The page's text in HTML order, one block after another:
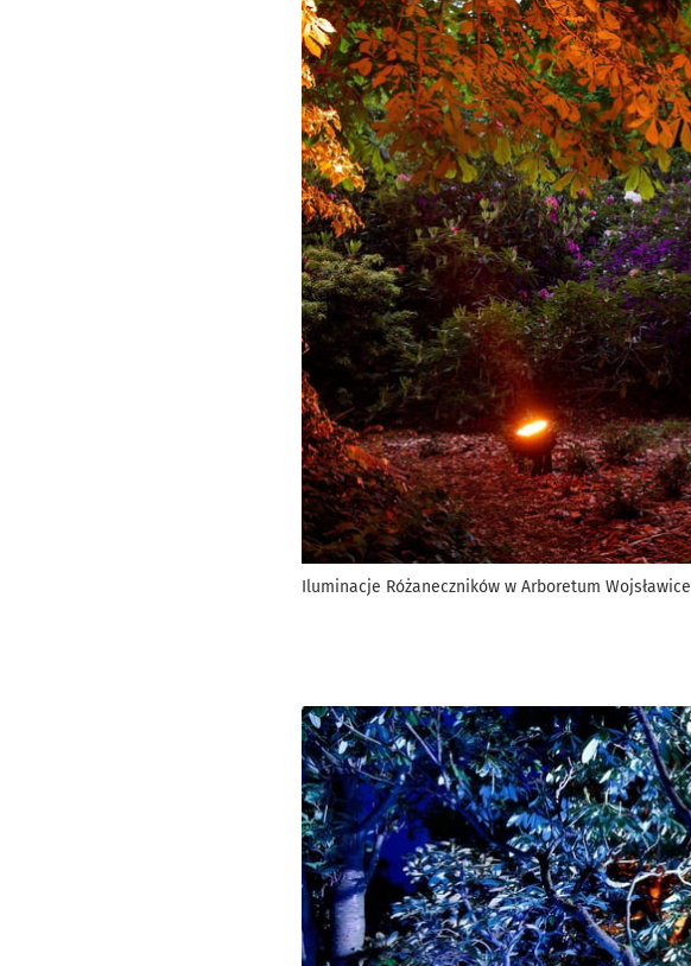
Iluminacje Różaneczników w Arboretum Wojsławice